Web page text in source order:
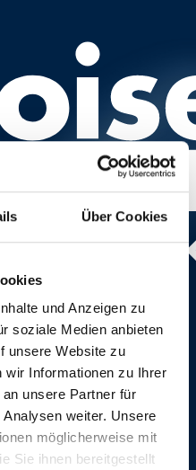
Über Cookies
und Anzeigen zu
soziale Medien anbieten
unsere Website zu
wir Informationen zu Ihrer
unsere Partner für
weiter. Unsere
möglicherweise mit
Sie ihnen bereitgestellt